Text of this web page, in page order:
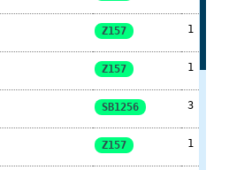
Z157 1
Z157 1
SB1256 3
Z157 1